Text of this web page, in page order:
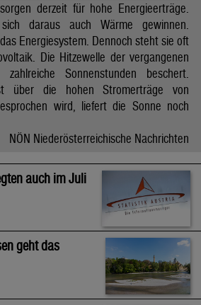
derzeit für hohe Energieerträge.
daraus auch Wärme gewinnen.
Energiesystem. Dennoch steht sie oft
Die Hitzewelle der vergangenen
Sonnenstunden beschert.
über die hohen Stromerträge von
wird, liefert die Sonne noch
NÖN Niederösterreichische Nachrichten
auch im Juli
geht das